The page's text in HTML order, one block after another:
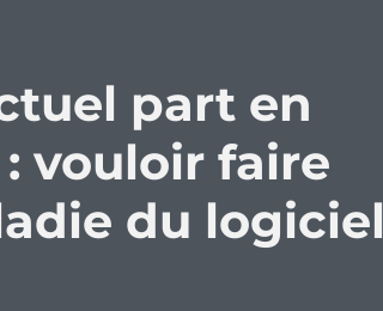
part en
vouloir faire
du logiciel